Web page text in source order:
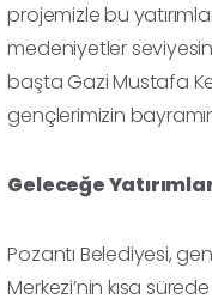
projemizle bu
medeniyetler
başta Gazi Mustafa
gençlerimizin
Geleceğe
Pozantı Belediyesi,
Merkezi’nin kısa